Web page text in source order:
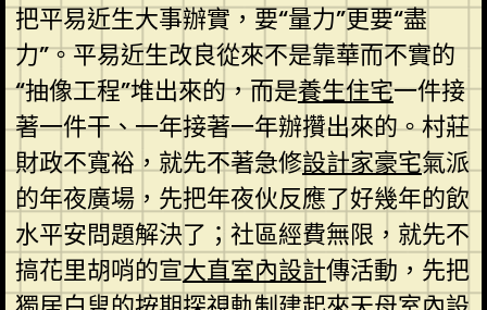
把平易近生大事辦實，要“量力”更要“盡
力”。平易近生改良從來不是靠華而不實的
“抽像工程”堆出來的，而是養生住宅一件接
著一件干、一年接著一年辦攢出來的。村莊
財政不寬裕，就先不著急修設計家豪宅氣派
的年夜廣場，先把年夜伙反應了好幾年的飲
水平安問題解決了；社區經費無限，就先不
搞花里胡哨的宣大直室內設計傳活動，先把